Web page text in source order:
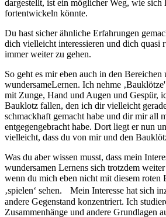
dargestellt, ist ein möglicher Weg, wie sich
fortentwickeln könnte.
Du hast sicher ähnliche Erfahrungen
dich vielleicht interessieren und dich quasi
immer weiter zu gehen.
So geht es mir eben auch in den Bereichen
wundersameLernen. Ich nehme
mit Zunge, Hand und Augen und Gespür,
Bauklotz fallen, den ich dir vielleicht
schmackhaft gemacht habe und dir mir all
entgegengebracht habe. Dort liegt er nun
vielleicht, dass du von mir und den
Was du aber wissen musst, dass mein
wundersamen Lernens sich trotzdem
wenn du mich eben nicht mit diesem roten
‚spielen‘ sehen. Mein Interesse hat sich
andere Gegenstand konzentriert. Ich
Zusammenhänge und andere Grundlagen